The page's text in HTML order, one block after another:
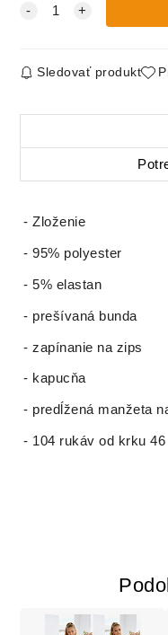
Sledovať produkt
- Zloženie
- 95% polyester
- 5% elastan
- prešívaná bunda
- zapínanie na zips
- kapucňa
- predĺžená manžeta
- 104 rukáv od krku